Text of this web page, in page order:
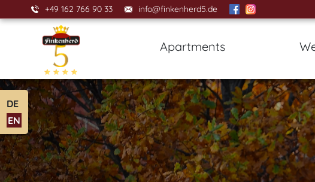
+49 162 766 90 33 info@finkenherd5.de
Apartments
DE
EN